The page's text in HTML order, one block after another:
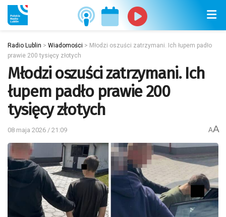
Radio Lublin > Wiadomości > Młodzi oszuści zatrzymani. Ich łupem padło
prawie 200 tysięcy złotych
Młodzi oszuści zatrzymani. Ich
łupem padło prawie 200
tysięcy złotych
08 maja 2026 / 21:09 AA